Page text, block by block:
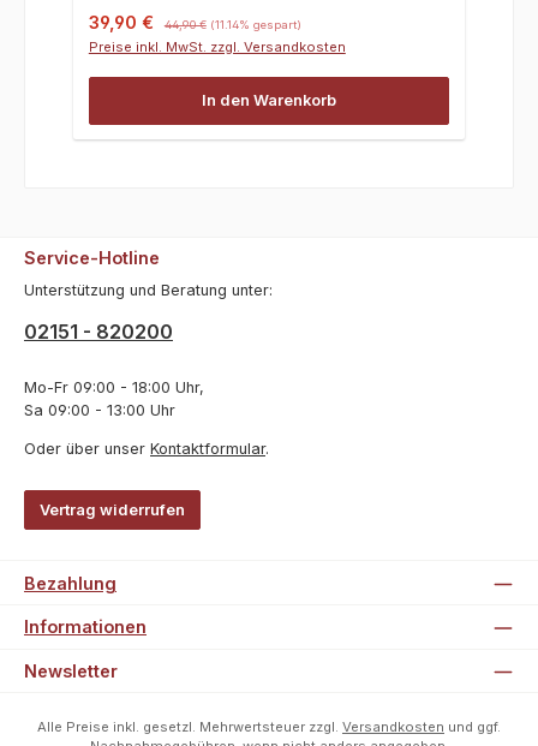
Verkaufspreis:
39,90 € 44,90 € (11.14% gespart)
Preise inkl. MwSt. zzgl. Versandkosten
In den Warenkorb
Service-Hotline
Unterstützung und Beratung unter:
02151 - 820200
Mo-Fr 09:00 - 18:00 Uhr,
Sa 09:00 - 13:00 Uhr
Oder über unser Kontaktformular.
Vertrag widerrufen
Bezahlung
Informationen
Newsletter
Alle Preise inkl. gesetzl. Mehrwertsteuer zzgl. Versandkosten und ggf.